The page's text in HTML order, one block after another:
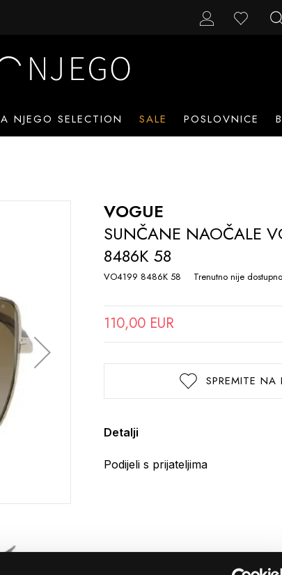
NJEGO SELECTION SALE POSLOVNICE
VOGUE
SUNČANE NAOČALE
8486K 58
VO4199 8486K 58 Trenutno nije dostupno
110,00 EUR
SPREMITE NA
Detalji
Podijeli s prijateljima